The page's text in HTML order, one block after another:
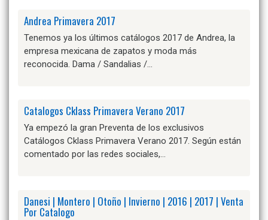
Andrea Primavera 2017
Tenemos ya los últimos catálogos 2017 de Andrea, la
empresa mexicana de zapatos y moda más
reconocida. Dama / Sandalias /…
Catalogos Cklass Primavera Verano 2017
Ya empezó la gran Preventa de los exclusivos
Catálogos Cklass Primavera Verano 2017. Según están
comentado por las redes sociales,…
Danesi | Montero | Otoño | Invierno | 2016 | 2017 | Venta
Por Catalogo